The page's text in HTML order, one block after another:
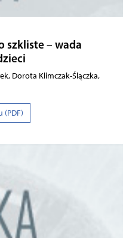
szkliste – wada
Dorota Klimczak-Ślączka,
(PDF)